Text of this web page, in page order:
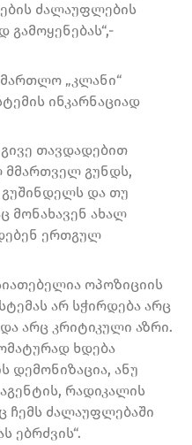
ძალაუფლების
გამოყენებას“,-
„კლანი“
ინკარნაციად
თავდადებით
მმართველ გუნდს,
და თუ
მონახავენ ახალ
ერთგულ
ოპოზიციის
არ სჭირდება არც
არც კრიტიკული აზრი.
ხდება
დემონიზაცია, ანუ
რადიკალის
ჩემს ძალაუფლებაში
ებრძვის“.